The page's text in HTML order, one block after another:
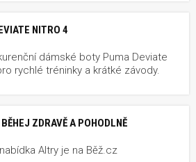
NITRO 4
dámské boty Puma Deviate
rychlé tréninky a krátké závody.
ZDRAVĚ A POHODLNĚ
Altry je na Běž.cz